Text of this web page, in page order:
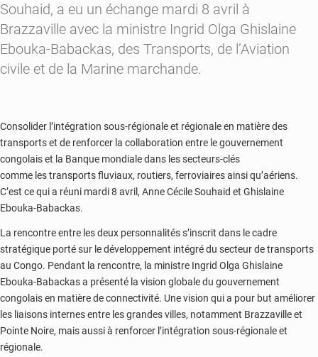
Souhaid, a eu un échange mardi 8 avril à
Brazzaville avec la ministre Ingrid Olga Ghislaine
Ebouka-Babackas, des Transports, de l’Aviation
civile et de la Marine marchande.
Consolider l’intégration sous-régionale et régionale en matière des
transports et de renforcer la collaboration entre le gouvernement
congolais et la Banque mondiale dans les secteurs-clés
comme les transports fluviaux, routiers, ferroviaires ainsi qu’aériens.
C’est ce qui a réuni mardi 8 avril, Anne Cécile Souhaid et Ghislaine
Ebouka-Babackas.
La rencontre entre les deux personnalités s’inscrit dans le cadre
stratégique porté sur le développement intégré du secteur de transports
au Congo. Pendant la rencontre, la ministre Ingrid Olga Ghislaine
Ebouka-Babackas a présenté la vision globale du gouvernement
congolais en matière de connectivité. Une vision qui a pour but améliorer
les liaisons internes entre les grandes villes, notamment Brazzaville et
Pointe Noire, mais aussi à renforcer l’intégration sous-régionale et
régionale.